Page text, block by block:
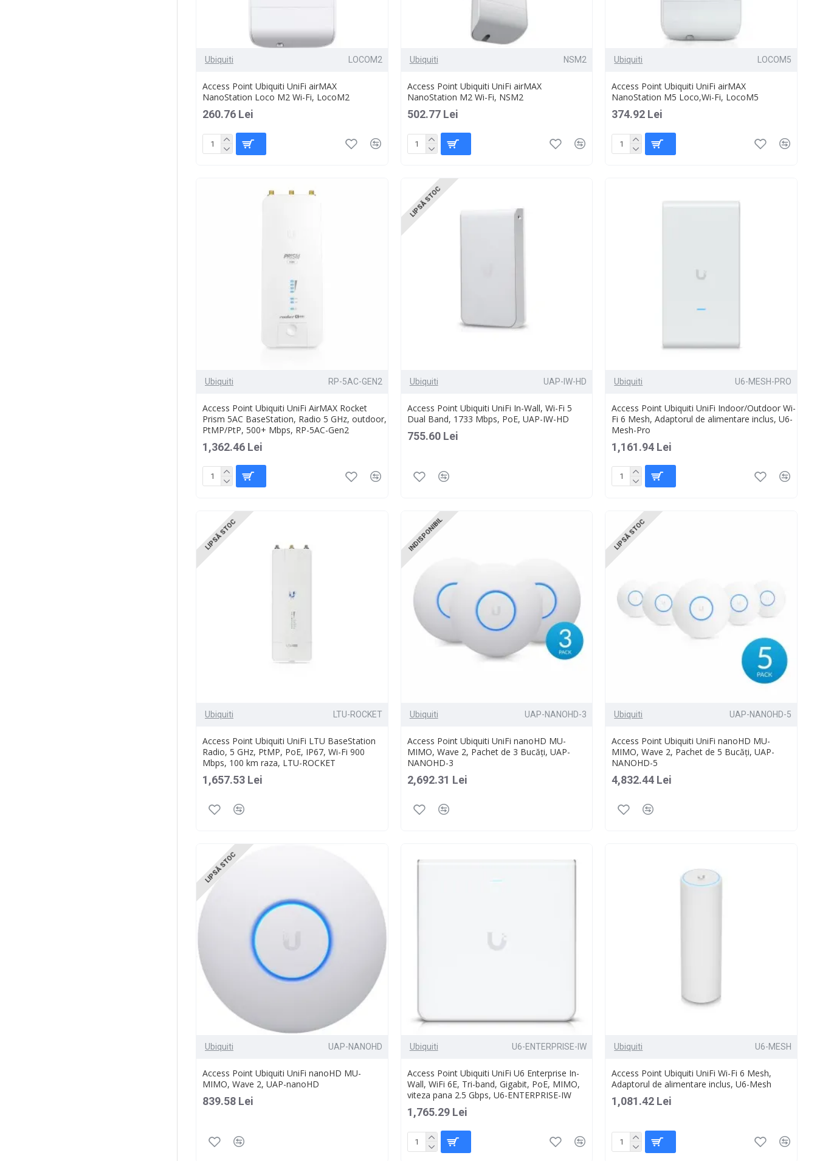
Ubiquiti LOCOM2
Access Point Ubiquiti UniFi airMAX
NanoStation Loco M2 Wi-Fi, LocoM2
260.76 Lei
Ubiquiti NSM2
Access Point Ubiquiti UniFi airMAX
NanoStation M2 Wi-Fi, NSM2
502.77 Lei
Ubiquiti LOCOM5
Access Point Ubiquiti UniFi airMAX
NanoStation M5 Loco,Wi-Fi, LocoM5
374.92 Lei
Ubiquiti RP-5AC-GEN2
Access Point Ubiquiti UniFi AirMAX Rocket
Prism 5AC BaseStation, Radio 5 GHz, outdoor,
PtMP/PtP, 500+ Mbps, RP-5AC-Gen2
1,362.46 Lei
LIPSĂ STOC
Ubiquiti UAP-IW-HD
Access Point Ubiquiti UniFi In-Wall, Wi-Fi 5
Dual Band, 1733 Mbps, PoE, UAP-IW-HD
755.60 Lei
Ubiquiti U6-MESH-PRO
Access Point Ubiquiti UniFi Indoor/Outdoor Wi-
Fi 6 Mesh, Adaptorul de alimentare inclus, U6-
Mesh-Pro
1,161.94 Lei
LIPSĂ STOC
Ubiquiti LTU-ROCKET
Access Point Ubiquiti UniFi LTU BaseStation
Radio, 5 GHz, PtMP, PoE, IP67, Wi-Fi 900
Mbps, 100 km raza, LTU-ROCKET
1,657.53 Lei
INDISPONIBIL
Ubiquiti UAP-NANOHD-3
Access Point Ubiquiti UniFi nanoHD MU-
MIMO, Wave 2, Pachet de 3 Bucăți, UAP-
NANOHD-3
2,692.31 Lei
LIPSĂ STOC
Ubiquiti UAP-NANOHD-5
Access Point Ubiquiti UniFi nanoHD MU-
MIMO, Wave 2, Pachet de 5 Bucăți, UAP-
NANOHD-5
4,832.44 Lei
LIPSĂ STOC
Ubiquiti UAP-NANOHD
Access Point Ubiquiti UniFi nanoHD MU-
MIMO, Wave 2, UAP-nanoHD
839.58 Lei
Ubiquiti U6-ENTERPRISE-IW
Access Point Ubiquiti UniFi U6 Enterprise In-
Wall, WiFi 6E, Tri-band, Gigabit, PoE, MIMO,
viteza pana 2.5 Gbps, U6-ENTERPRISE-IW
1,765.29 Lei
Ubiquiti U6-MESH
Access Point Ubiquiti UniFi Wi-Fi 6 Mesh,
Adaptorul de alimentare inclus, U6-Mesh
1,081.42 Lei